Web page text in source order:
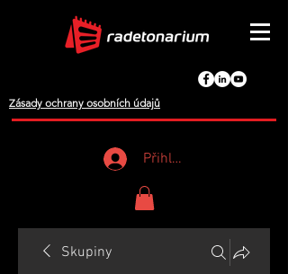
Zásady ochrany osobních údajů
Přihlášení
Skupiny